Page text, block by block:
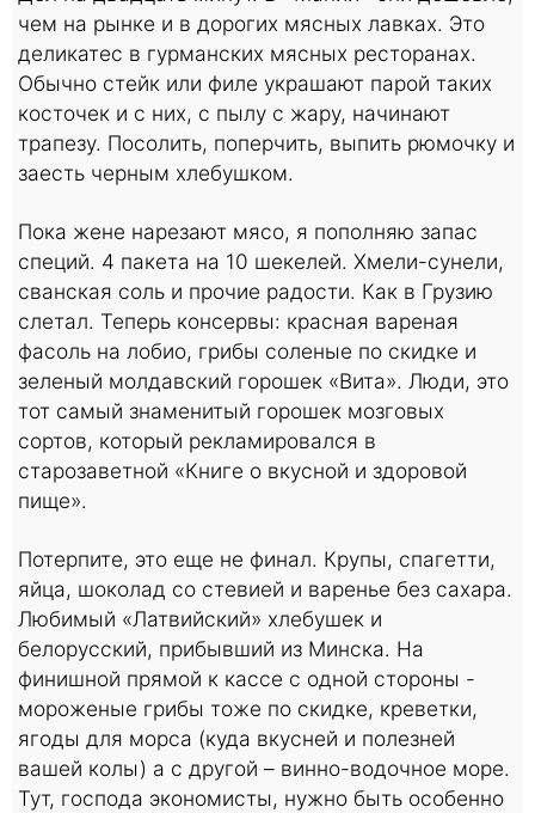
чем на рынке и в дорогих мясных лавках. Это
деликатес в гурманских мясных ресторанах.
Обычно стейк или филе украшают парой таких
косточек и с них, с пылу с жару, начинают
трапезу. Посолить, поперчить, выпить рюмочку и
заесть черным хлебушком.
Пока жене нарезают мясо, я пополняю запас
специй. 4 пакета на 10 шекелей. Хмели-сунели,
сванская соль и прочие радости. Как в Грузию
слетал. Теперь консервы: красная вареная
фасоль на лобио, грибы соленые по скидке и
зеленый молдавский горошек «Вита». Люди, это
тот самый знаменитый горошек мозговых
сортов, который рекламировался в
старозаветной «Книге о вкусной и здоровой
пище».
Потерпите, это еще не финал. Крупы, спагетти,
яйца, шоколад со стевией и варенье без сахара.
Любимый «Латвийский» хлебушек и
белорусский, прибывший из Минска. На
финишной прямой к кассе с одной стороны -
мороженые грибы тоже по скидке, креветки,
ягоды для морса (куда вкусней и полезней
вашей колы) а с другой – винно-водочное море.
Тут, господа экономисты, нужно быть особенно